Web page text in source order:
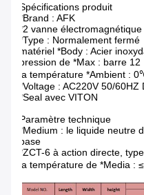
Spécifications produit
*Brand : AFK
*2 vanne
*Type : Normalement fermé
matériel *Body : Acier
pression de *Max : barre 12
la température *Ambient
*Voltage : AC220V 50/60HZ
*Seal avec VITON
Paramètre technique
*Medium : le liquide neutre
base
*ZCT-6 à action directe,
la température de *Media :